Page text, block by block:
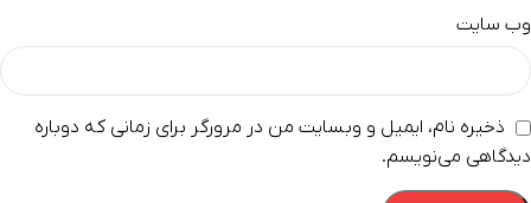
وب‌ سایت
ذخیره نام، ایمیل و وبسایت من در مرورگر برای زمانی که دوباره
دیدگاهی می‌نویسم.